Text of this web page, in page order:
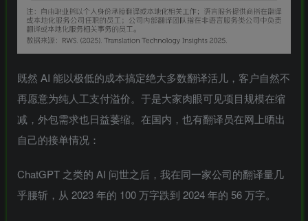
既然 AI 能以极低的成本搞定绝大多数翻译活儿，客户自然不
再愿意为纯人工支付溢价。 于是大家肉眼可见项目规模在缩
减，外包需求也日益萎缩。 在国内，也有翻译员在网上晒出
自己的接单情况：
ChatGPT 之类的 AI 问世之后，我在同一家公司的翻译量几
乎腰斩，从 2023 年的 100 万字跌到 2024 年的 56 万字。